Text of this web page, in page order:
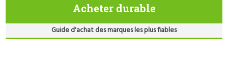
Acheter durable
Guide d'achat des marques les plus fiables